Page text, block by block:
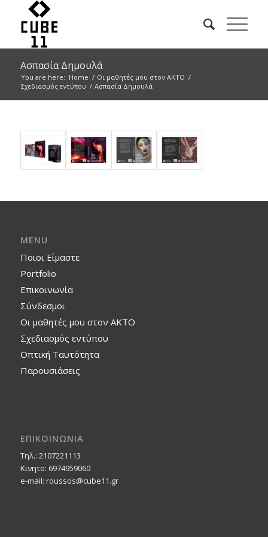
Ασπασία Δημουλά
You are here: Home / Οι μαθητές μου στον ΑΚΤΟ /
Σχεδιασμός εντύπου / Ασπασία Δημουλά
MENU
Ποιοι Είμαστε
Portfolio
Επικοινωνία
Σύνδεσμοι
Οι μαθητές μου στον ΑΚΤΟ
Σχεδιασμός εντύπου
Οπτική Ταυτότητα
Παρουσιάσεις
ΕΠΙΚΟΙΝΩΝΙΑ
Τηλ.: 2107221113
Κινητο: 6974959060
e-mail: roussos@cube11.gr